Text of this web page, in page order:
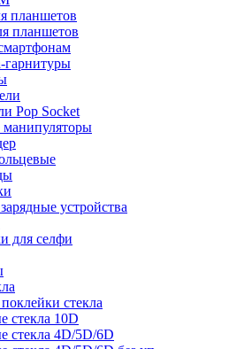
планшетов
планшетов
гарнитуры
Pop Socket
устройства
для селфи
стекла
стекла 10D
стекла 4D/5D/6D